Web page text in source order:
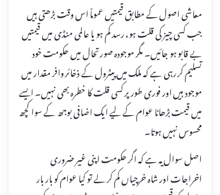
معاشی اصول کے مطابق قیمتیں عموماً اس وقت بڑھتی ہیں
جب کسی چیز کی قلت ہو، رسد کم ہو یا عالمی منڈی میں قیمتیں
بے قابو ہو جائیں۔ مگر موجودہ صورتحال میں حکومت خود
تسلیم کر رہی ہے کہ ملک میں پیٹرول کے ذخائر وافر مقدار میں
موجود ہیں اور فوری طور پر کسی قلت کا خطرہ بھی نہیں۔ ایسے
میں قیمت بڑھانا عوام کے لیے ایک اضافی بوجھ کے سوا کچھ
محسوس نہیں ہوتا۔
اصل سوال یہ ہے کہ اگر حکومت اپنی غیر ضروری
اخراجات اور شاہ خرچیاں کم کر لے تو کیا عوام کو بار بار